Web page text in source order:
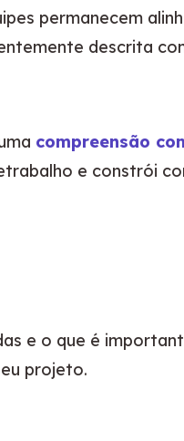
permanecem
descrita
compreensão
e constrói
e o que é
projeto.